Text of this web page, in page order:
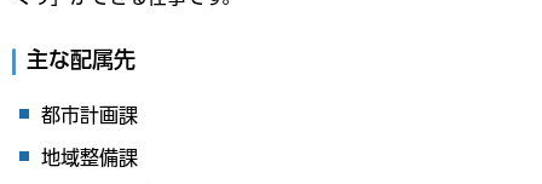
主な配属先
都市計画課
地域整備課